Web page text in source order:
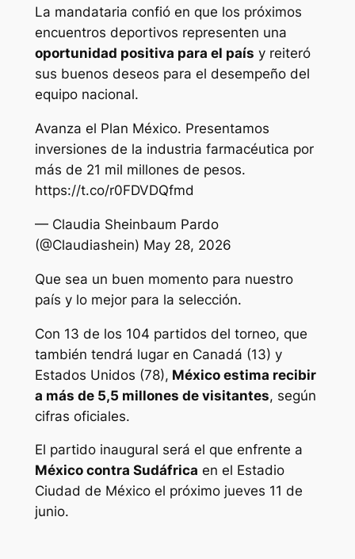
La mandataria confió en que los próximos
encuentros deportivos representen una
oportunidad positiva para el país y reiteró
sus buenos deseos para el desempeño del
equipo nacional.
Avanza el Plan México. Presentamos
inversiones de la industria farmacéutica por
más de 21 mil millones de pesos.
https://t.co/r0FDVDQfmd
— Claudia Sheinbaum Pardo
(@Claudiashein) May 28, 2026
Que sea un buen momento para nuestro
país y lo mejor para la selección.
Con 13 de los 104 partidos del torneo, que
también tendrá lugar en Canadá (13) y
Estados Unidos (78), México estima recibir
a más de 5,5 millones de visitantes, según
cifras oficiales.
El partido inaugural será el que enfrente a
México contra Sudáfrica en el Estadio
Ciudad de México el próximo jueves 11 de
junio.